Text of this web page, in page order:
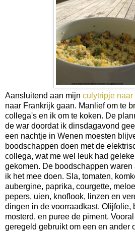
Aansluitend aan mijn culytripje naar
naar Frankrijk gaan. Manlief om te
collega's en ik om te koken. De
de war doordat ik dinsdagavond
een nachtje in Wenen moesten
boodschappen doen met de
collega, wat me wel leuk had
gekomen. De boodschappen
ik het mee doen. Sla, tomaten,
aubergine, paprika, courgette,
pepers, uien, knoflook, linzen en
dingen in de voorraadkast. Olijfolie,
mosterd, en puree de piment.
geregeld gebruikt om een en ander